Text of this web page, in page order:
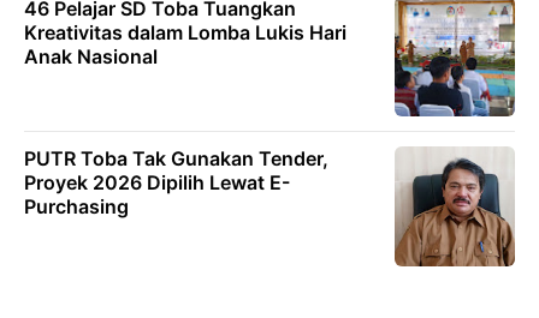
46 Pelajar SD Toba Tuangkan
Kreativitas dalam Lomba Lukis Hari
Anak Nasional
PUTR Toba Tak Gunakan Tender,
Proyek 2026 Dipilih Lewat E-
Purchasing